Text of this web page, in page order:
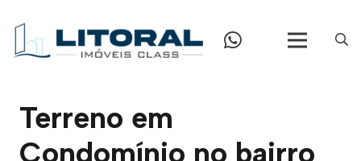
Terreno em
Condomínio no bairro